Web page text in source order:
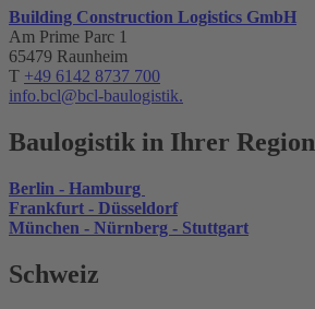
Building Construction Logistics GmbH
Am Prime Parc 1
65479 Raunheim
T +49 6142 8737 700
info.bcl@bcl-baulogistik.
Baulogistik in Ihrer Region
Berlin - Hamburg
Frankfurt - Düsseldorf
München - Nürnberg - Stuttgart
Schweiz